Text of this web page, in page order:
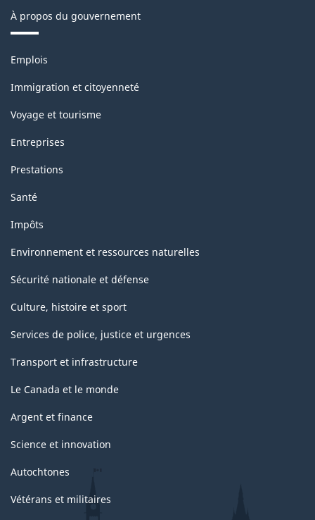
À propos du gouvernement
Thèmes
sujets
Emplois
Immigration et citoyenneté
Voyage et tourisme
Entreprises
Prestations
Santé
Impôts
Environnement et ressources naturelles
Sécurité nationale et défense
Culture, histoire et sport
Services de police, justice et urgences
Transport et infrastructure
Le Canada et le monde
Argent et finance
Science et innovation
Autochtones
Vétérans et militaires